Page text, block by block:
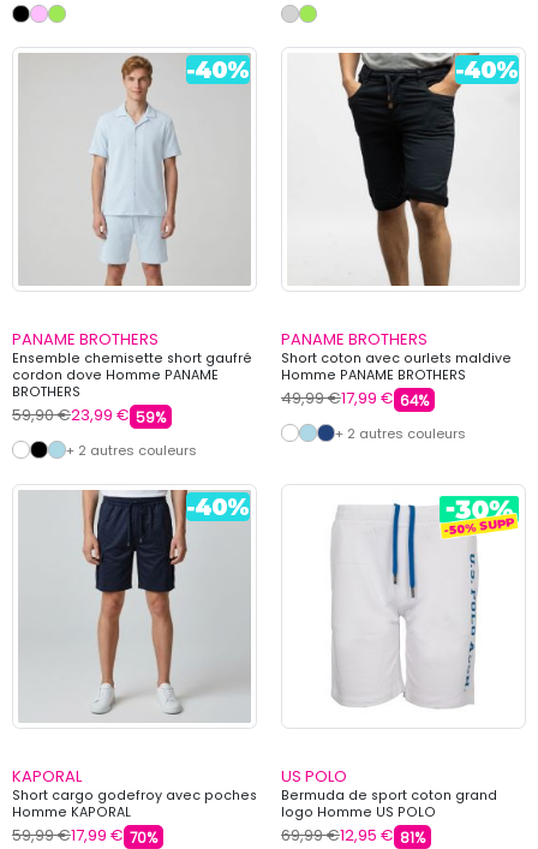
PANAME BROTHERS
Ensemble chemisette short gaufré
cordon dove Homme PANAME
BROTHERS
59,90 €23,99 € 59%
+ 2 autres couleurs
PANAME BROTHERS
Short coton avec ourlets maldive
Homme PANAME BROTHERS
49,99 €17,99 € 64%
+ 2 autres couleurs
KAPORAL
Short cargo godefroy avec poches
Homme KAPORAL
59,99 €17,99 € 70%
US POLO
Bermuda de sport coton grand
logo Homme US POLO
69,99 €12,95 € 81%